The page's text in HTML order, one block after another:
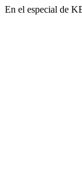
En el especial de